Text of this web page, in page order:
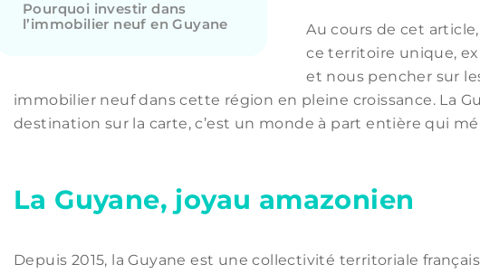
Pourquoi investir dans
l’immobilier neuf en Guyane
Au cours de cet
ce territoire unique,
et nous pencher sur
immobilier neuf dans cette région en pleine croissance. La
destination sur la carte, c’est un monde à part entière qui
La Guyane, joyau amazonien
Depuis 2015, la Guyane est une collectivité territoriale